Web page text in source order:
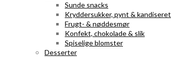
Sunde snacks
Kryddersukker, pynt & kandiseret
Frugt- & nøddesmør
Konfekt, chokolade & slik
Spiselige blomster
Desserter